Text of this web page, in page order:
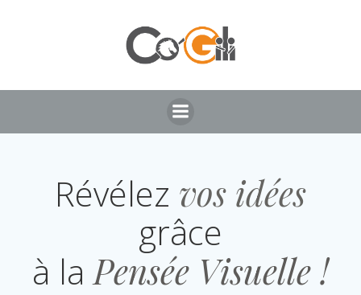
to
content
Révélez vos idées
grâce
à laPensée Visuelle !